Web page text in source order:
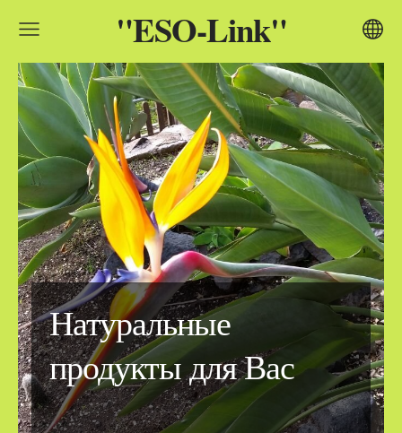
"ESO-Link"
Натуральные
продукты для Вас